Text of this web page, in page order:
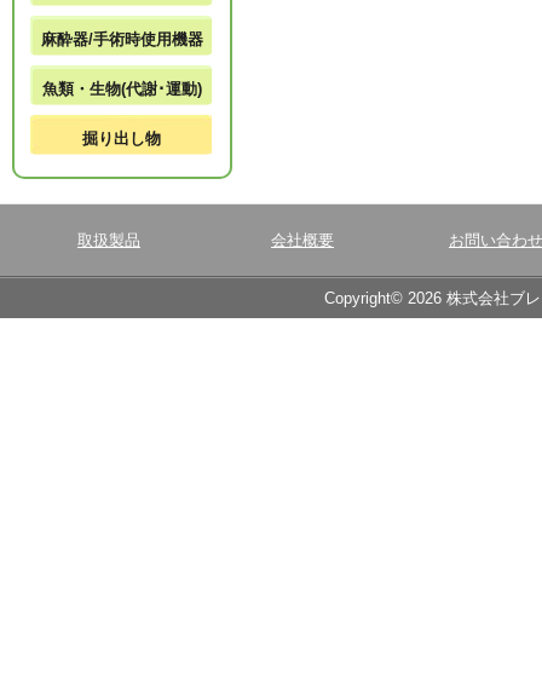
麻酔器/手術時使用機器
魚類・生物(代謝･運動)
掘り出し物
取扱製品 会社概要 お問い合わせ
Copyright© 2026 株式会社ブ